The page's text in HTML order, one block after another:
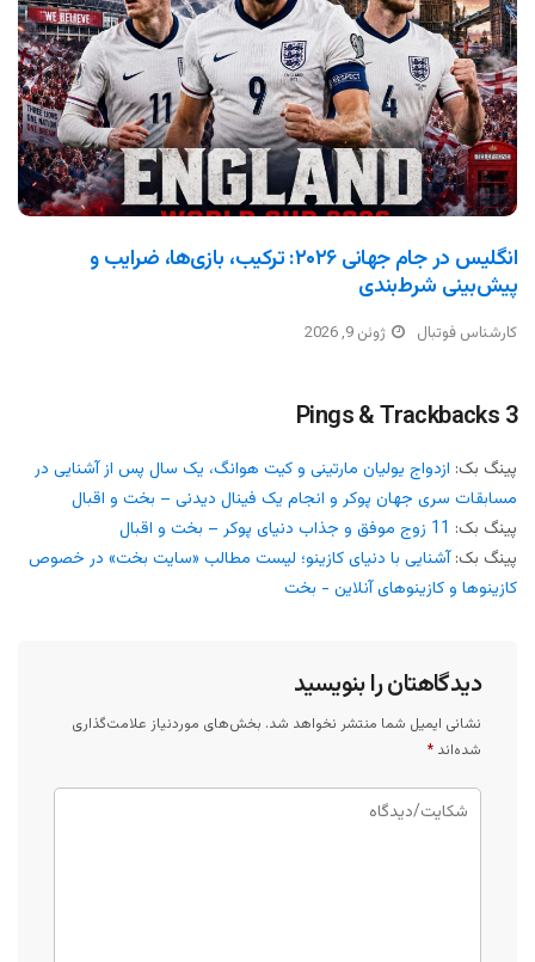
انگلیس در جام جهانی ۲۰۲۶: ترکیب، بازی‌ها، ضرایب و
پیش‌بینی شرط‌بندی
کارشناس فوتبال ژوئن 9, 2026
3 Pings & Trackbacks
پینگ بک: ازدواج یولیان مارتینی و کیت هوانگ، یک سال پس از آشنایی در
مسابقات سری جهان پوکر و انجام یک فینال دیدنی – بخت و اقبال
پینگ بک: 11 زوج موفق و جذاب دنیای پوکر – بخت و اقبال
پینگ بک:آشنایی با دنیای کازینو؛ لیست مطالب «سایت بخت» در خصوص
کازینوها و کازینوهای آنلاین - بخت
دیدگاهتان را بنویسید
نشانی ایمیل شما منتشر نخواهد شد. بخش‌های موردنیاز علامت‌گذاری
شده‌اند *